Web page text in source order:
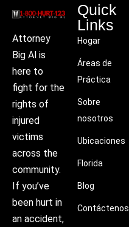
Attorney
Big Al is
here to
fight for the
rights of
injured
victims
across the
community.
If you’ve
been hurt in
an accident,
Quick
Links
Hogar
Áreas de
Práctica
Sobre
nosotros
Ubicaciones
Florida
Blog
Contáctenos